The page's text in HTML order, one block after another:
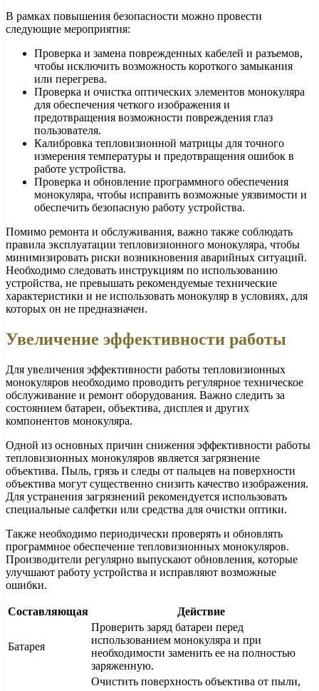
В рамках повышения безопасности можно провести
следующие мероприятия:
Проверка и замена поврежденных кабелей и разъемов,
чтобы исключить возможность короткого замыкания
или перегрева.
Проверка и очистка оптических элементов монокуляра
для обеспечения четкого изображения и
предотвращения возможности повреждения глаз
пользователя.
Калибровка тепловизионной матрицы для точного
измерения температуры и предотвращения ошибок в
работе устройства.
Проверка и обновление программного обеспечения
монокуляра, чтобы исправить возможные уязвимости и
обеспечить безопасную работу устройства.
Помимо ремонта и обслуживания, важно также соблюдать
правила эксплуатации тепловизионного монокуляра, чтобы
минимизировать риски возникновения аварийных ситуаций.
Необходимо следовать инструкциям по использованию
устройства, не превышать рекомендуемые технические
характеристики и не использовать монокуляр в условиях, для
которых он не предназначен.
Увеличение эффективности работы
Для увеличения эффективности работы тепловизионных
монокуляров необходимо проводить регулярное техническое
обслуживание и ремонт оборудования. Важно следить за
состоянием батареи, объектива, дисплея и других
компонентов монокуляра.
Одной из основных причин снижения эффективности работы
тепловизионных монокуляров является загрязнение
объектива. Пыль, грязь и следы от пальцев на поверхности
объектива могут существенно снизить качество изображения.
Для устранения загрязнений рекомендуется использовать
специальные салфетки или средства для очистки оптики.
Также необходимо периодически проверять и обновлять
программное обеспечение тепловизионных монокуляров.
Производители регулярно выпускают обновления, которые
улучшают работу устройства и исправляют возможные
ошибки.
Составляющая Действие
Батарея
Проверить заряд батареи перед
использованием монокуляра и при
необходимости заменить ее на полностью
заряженную.
Очистить поверхность объектива от пыли,